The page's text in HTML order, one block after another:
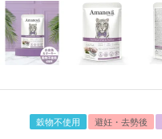
穀物不使用 避妊・去勢後